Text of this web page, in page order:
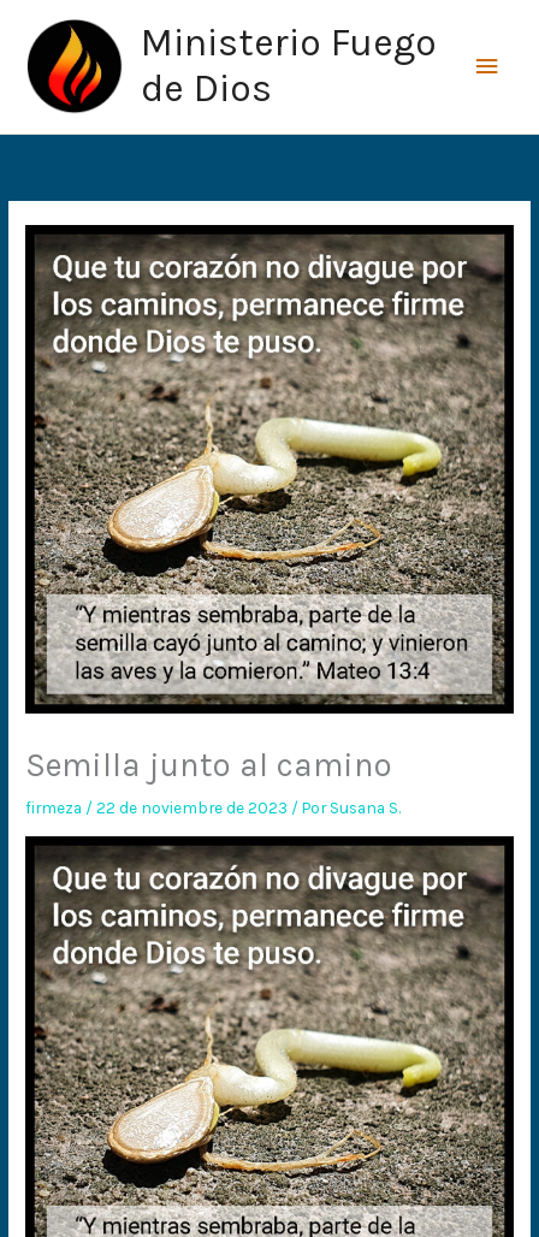
contenido
Ministerio Fuego
de Dios
Semilla junto al camino
firmeza /22 de noviembre de 2023 / PorSusana S.